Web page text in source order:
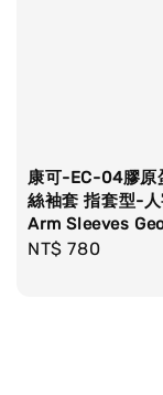
康可-EC-04膠原
絲袖套 指套型-
Arm Sleeves
Regular
NT$ 780